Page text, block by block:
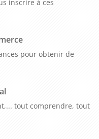
les sessions quand
générale et des
inscrit. Notre tarif
incluant tous les
et responsables
des outils pratiques
irréprochables et gérer
inscrire à ces
pour obtenir de
tout comprendre, tout